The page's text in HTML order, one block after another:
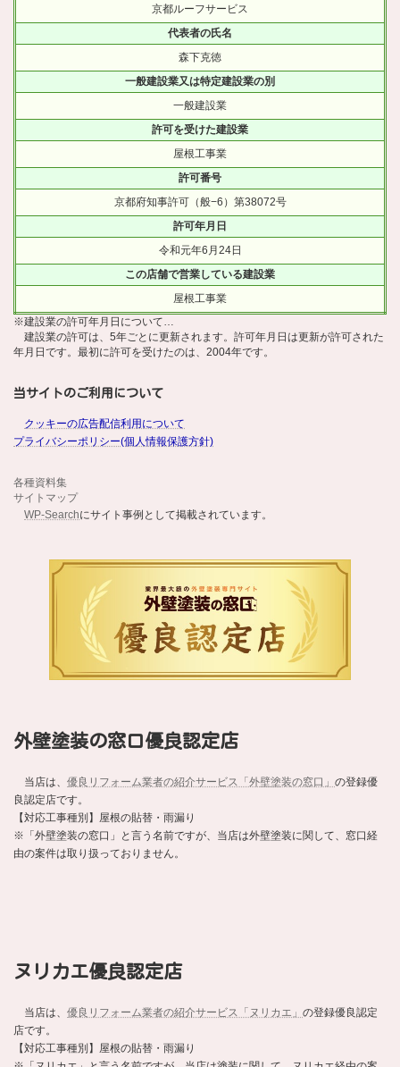
京都ルーフサービス
代表者の氏名
森下克徳
一般建設業又は特定建設業の別
一般建設業
許可を受けた建設業
屋根工事業
許可番号
京都府知事許可（般−6）第38072号
許可年月日
令和元年6月24日
この店舗で営業している建設業
屋根工事業
※建設業の許可年月日について…
建設業の許可は、5年ごとに更新されます。許可年月日は更新が許可された
年月日です。最初に許可を受けたのは、2004年です。
当サイトのご利用について
クッキーの広告配信利用について
プライバシーポリシー(個人情報保護方針)
各種資料集
サイトマップ
WP-Searchにサイト事例として掲載されています。
外壁塗装の窓口優良認定店
当店は、 優良リフォーム業者の紹介サービス「外壁塗装の窓口」 の登録優
良認定店です。
【対応工事種別】屋根の貼替・雨漏り
※「外壁塗装の窓口」と言う名前ですが、当店は外壁塗装に関して、窓口経
由の案件は取り扱っておりません。
ヌリカエ優良認定店
当店は、 優良リフォーム業者の紹介サービス「ヌリカエ」 の登録優良認定
店です。
【対応工事種別】屋根の貼替・雨漏り